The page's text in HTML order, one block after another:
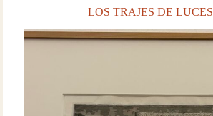
LOS TRAJES DE LUCES